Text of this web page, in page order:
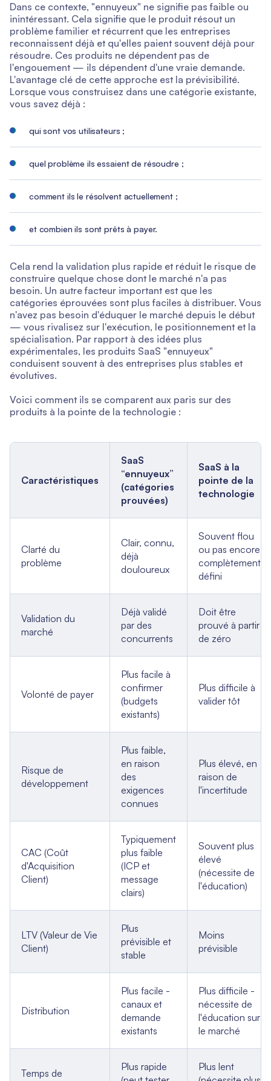
Dans ce contexte, "ennuyeux" ne signifie pas faible ou
inintéressant. Cela signifie que le produit résout un
problème familier et récurrent que les entreprises
reconnaissent déjà et qu'elles paient souvent déjà pour
résoudre. Ces produits ne dépendent pas de
l'engouement — ils dépendent d'une vraie demande.
L'avantage clé de cette approche est la prévisibilité.
Lorsque vous construisez dans une catégorie existante,
vous savez déjà :
qui sont vos utilisateurs ;
quel problème ils essaient de résoudre ;
comment ils le résolvent actuellement ;
et combien ils sont prêts à payer.
Cela rend la validation plus rapide et réduit le risque de
construire quelque chose dont le marché n'a pas
besoin. Un autre facteur important est que les
catégories éprouvées sont plus faciles à distribuer. Vous
n'avez pas besoin d'éduquer le marché depuis le début
— vous rivalisez sur l'exécution, le positionnement et la
spécialisation. Par rapport à des idées plus
expérimentales, les produits SaaS "ennuyeux"
conduisent souvent à des entreprises plus stables et
évolutives.
Voici comment ils se comparent aux paris sur des
produits à la pointe de la technologie :
Caractéristiques
SaaS
“ennuyeux”
(catégories
prouvées)
SaaS à la
pointe de la
technologie
Clarté du
problème
Clair, connu,
déjà
douloureux
Souvent flou
ou pas encore
complètement
défini
Validation du
marché
Déjà validé
par des
concurrents
Doit être
prouvé à partir
de zéro
Volonté de payer
Plus facile à
confirmer
(budgets
existants)
Plus difficile à
valider tôt
Risque de
développement
Plus faible,
en raison
des
exigences
connues
Plus élevé, en
raison de
l'incertitude
CAC (Coût
d'Acquisition
Client)
Typiquement
plus faible
(ICP et
message
clairs)
Souvent plus
élevé
(nécessite de
l'éducation)
LTV (Valeur de Vie
Client)
Plus
prévisible et
stable
Moins
prévisible
Distribution
Plus facile -
canaux et
demande
existants
Plus difficile -
nécessite de
l'éducation sur
le marché
Temps de
Plus rapide
Plus lent